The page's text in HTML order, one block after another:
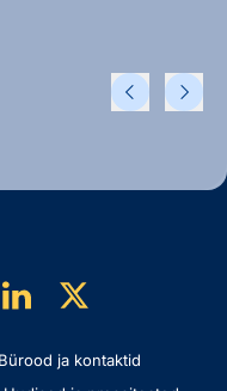
Bürood ja kontaktid